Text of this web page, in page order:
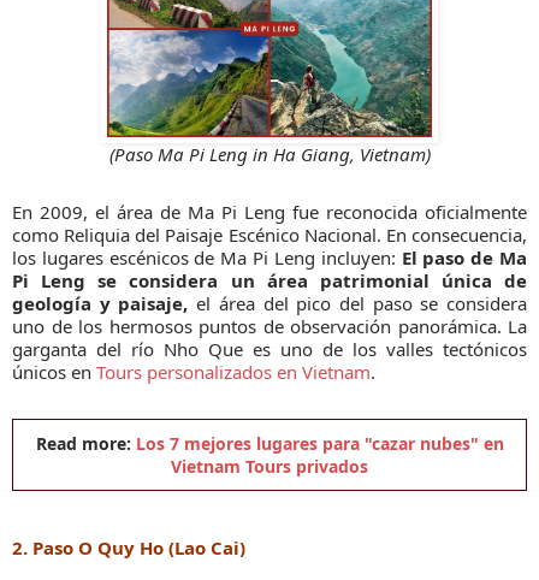
(Paso Ma Pi Leng in Ha Giang, Vietnam)
En 2009, el área de Ma Pi Leng fue reconocida oficialmente
como Reliquia del Paisaje Escénico Nacional. En consecuencia,
los lugares escénicos de Ma Pi Leng incluyen: El paso de Ma
Pi Leng se considera un área patrimonial única de
geología y paisaje, el área del pico del paso se considera
uno de los hermosos puntos de observación panorámica. La
garganta del río Nho Que es uno de los valles tectónicos
únicos en Tours personalizados en Vietnam.
Read more: Los 7 mejores lugares para "cazar nubes" en
Vietnam Tours privados
2. Paso O Quy Ho (Lao Cai)